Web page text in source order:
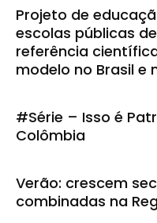
Projeto de
escolas públicas
referência
modelo no Brasil e
#Série – Isso é
Colômbia
Verão: crescem
combinadas na